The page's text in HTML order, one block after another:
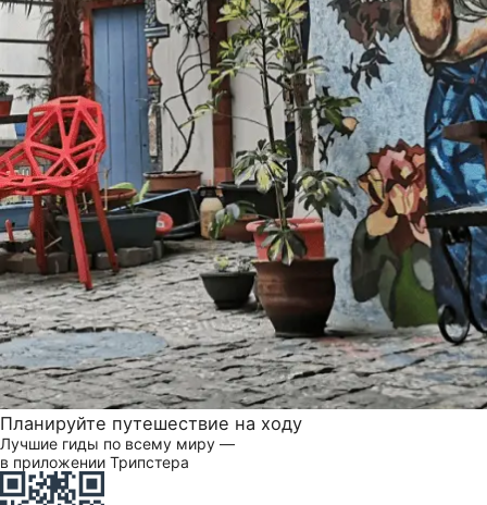
Планируйте путешествие на ходу
Лучшие гиды по всему миру —
в приложении Трипстера